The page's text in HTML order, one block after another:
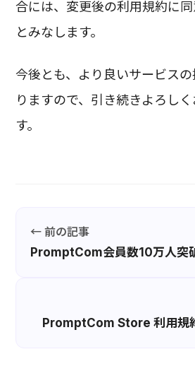
合には、変更後の利用規約に
とみなします。
今後とも、より良いサービス
りますので、引き続きよろし
す。
← 前の記事
PromptCom会員数10万人突
PromptCom Store 利用規